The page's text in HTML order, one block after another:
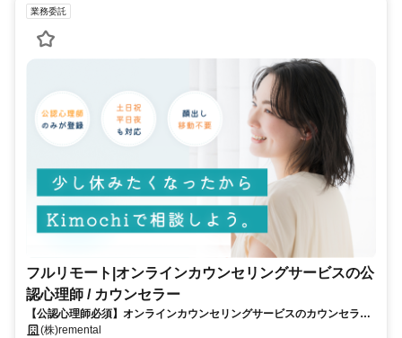
業務委託
フルリモート|オンラインカウンセリングサービスの公
認心理師 / カウンセラー
【公認心理師必須】オンラインカウンセリングサービスのカウンセラー
募集｜30-50代女性活躍中
(株)remental